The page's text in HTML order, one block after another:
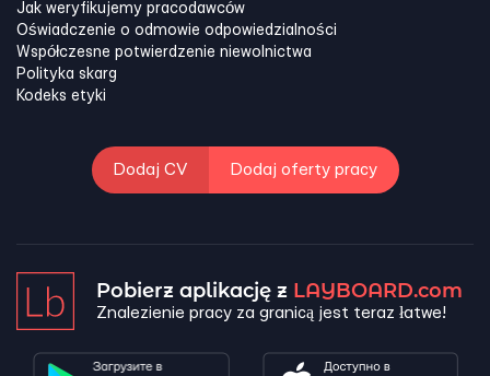
Jak weryfikujemy pracodawców
Oświadczenie o odmowie odpowiedzialności
Współczesne potwierdzenie niewolnictwa
Polityka skarg
Kodeks etyki
Dodaj CV Dodaj oferty pracy
Pobierz aplikację z LAYBOARD.com
Znalezienie pracy za granicą jest teraz łatwe!